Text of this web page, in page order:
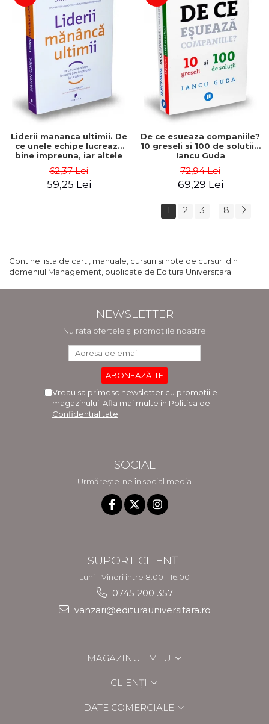
Liderii mananca ultimii. De
ce unele echipe lucreaza
bine impreuna, iar altele
Sinek
62,37 Lei
59,25 Lei
De ce esueaza companiile?
10 greseli si 100 de solutii -
Iancu Guda
72,94 Lei
69,29 Lei
1 2 3 ... 8
Contine lista de carti, manuale, cursuri si note de cursuri din
domeniul Management, publicate de Editura Universitara.
NEWSLETTER
Nu rata ofertele și promoțiile noastre
Vreau sa primesc newsletter cu promotiile
magazinului. Afla mai multe in Politica de
Confidentialitate
SOCIAL
Urmărește-ne în social media
SUPORT CLIENȚI
Luni - Vineri intre 8.00 - 16.00
0745 200 357
vanzari@editurauniversitara.ro
MAGAZINUL MEU
CLIENȚI
DATE COMERCIALE